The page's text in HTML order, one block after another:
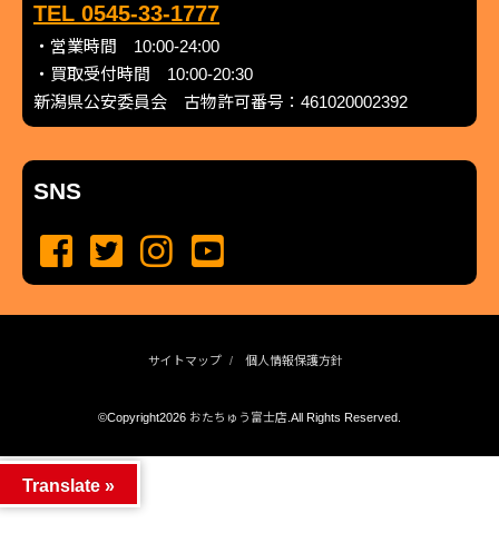
TEL 0545-33-1777
・営業時間 10:00-24:00
・買取受付時間 10:00-20:30
新潟県公安委員会 古物許可番号：461020002392
SNS
サイトマップ 個人情報保護方針
©Copyright2026 おたちゅう富士店.All Rights Reserved.
Translate »